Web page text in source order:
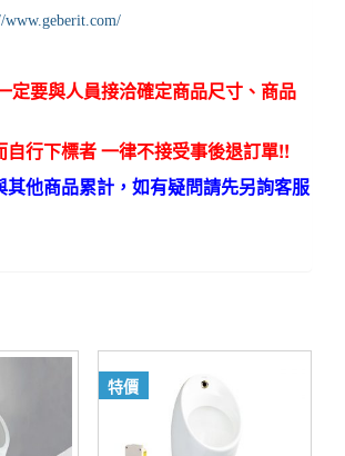
www.geberit.com/
定要與人員接洽確定商品尺寸、商品
自行下標者 一律不接受事後退訂單!!
其他商品累計，如有疑問請先另詢客服
特價